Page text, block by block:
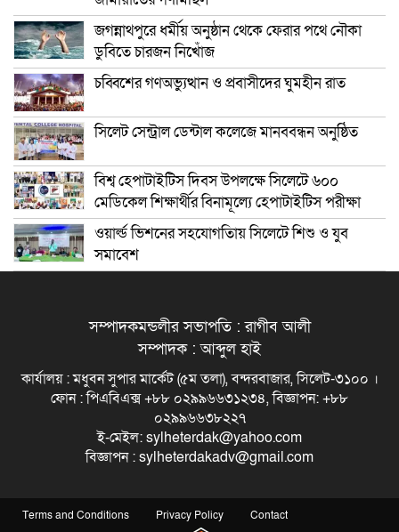
জগন্নাথপুরে ধর্মীয় অনুষ্ঠান থেকে ফেরার পথে নৌকা
ডুবিতে চারজন নিখোঁজ
চব্বিশের গণঅভ্যুত্থান ও প্রবাসীদের ঘুমহীন রাত
সিলেট সেন্ট্রাল ডেন্টাল কলেজে মানববন্ধন অনুষ্ঠিত
বিশ্ব হেপাটাইটিস দিবস উপলক্ষে সিলেটে ৬০০
মেডিকেল শিক্ষার্থীর বিনামূল্যে হেপাটাইটিস পরীক্ষা
ওয়ার্ল্ড ভিশনের সহযোগতিায় সিলেটে শিশু ও যুব
সমাবেশ
সম্পাদকমন্ডলীর সভাপতি : রাগীব আলী
সম্পাদক : আব্দুল হাই
কার্যালয় : মধুবন সুপার মার্কেট (৫ম তলা), বন্দরবাজার, সিলেট-৩১০০ ।
ফোন : পিএবিএক্স +৮৮ ০২৯৯৬৬৩১২৩৪, বিজ্ঞাপন: +৮৮
০২৯৯৬৬৩৮২২৭
ই-মেইল: sylheterdak@yahoo.com
বিজ্ঞাপন : sylheterdakadv@gmail.com
Terms and Conditions Privacy Policy Contact